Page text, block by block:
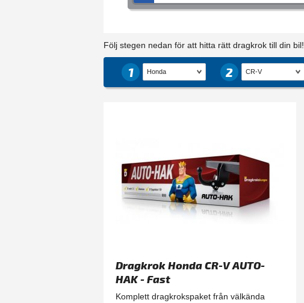
Följ stegen nedan för att hitta rätt dragkrok till din bil!
1 2
Dragkrok Honda CR-V AUTO-
HAK - Fast
Komplett dragkrokspaket från välkända